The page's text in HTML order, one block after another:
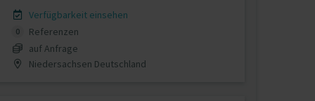
Verfügbarkeit einsehen
0
Referenzen
auf Anfrage
Niedersachsen Deutschland